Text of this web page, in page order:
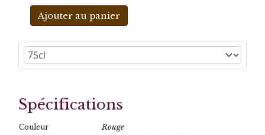
Ajouter au panier
Spécifications
Couleur Rouge